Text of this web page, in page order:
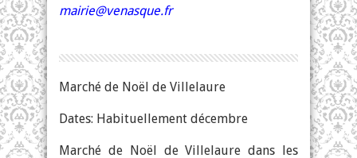
mairie@venasque.fr
Marché de Noël de Villelaure
Dates: Habituellement décembre
Marché de Noël de Villelaure dans les